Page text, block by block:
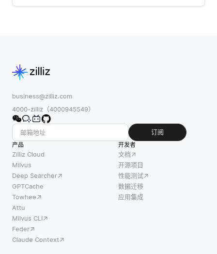
business@zilliz.com
4000-zilliz（4000945549）
订阅
产品
Zilliz Cloud
Milvus
Deep Searcher
GPTCache
Towhee
Attu
Milvus CLI
Feder
Claude Context
开发者
文档
开源项目
性能测试
数据迁移
应用集成